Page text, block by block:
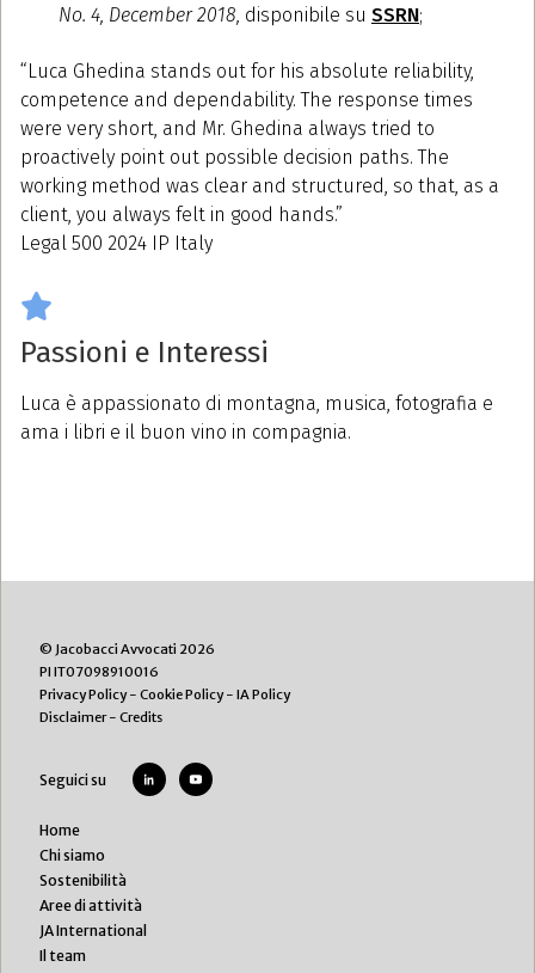
No. 4, December 2018, disponibile su SSRN;
“Luca Ghedina stands out for his absolute reliability,
competence and dependability. The response times
were very short, and Mr. Ghedina always tried to
proactively point out possible decision paths. The
working method was clear and structured, so that, as a
client, you always felt in good hands.”
Legal 500 2024 IP Italy
Passioni e Interessi
Luca è appassionato di montagna, musica, fotografia e
ama i libri e il buon vino in compagnia.
© Jacobacci Avvocati 2026
PI IT07098910016
Privacy Policy- Cookie Policy- IA Policy
Disclaimer- Credits
Seguici su
Home
Chi siamo
Sostenibilità
Aree di attività
JA International
Il team